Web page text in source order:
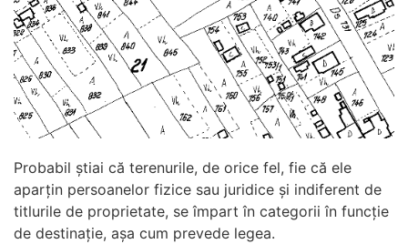
Probabil știai că terenurile, de orice fel, fie că ele
aparțin persoanelor fizice sau juridice și indiferent de
titlurile de proprietate, se împart în categorii în funcție
de destinație, așa cum prevede legea.